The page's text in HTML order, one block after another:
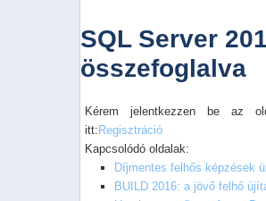
SQL Server
összefoglalva
Kérem jelentkezzen be az
itt: Regisztráció
Kapcsolódó oldalak:
Díjmentes felhős képzések
BUILD 2016: a jövő felhő